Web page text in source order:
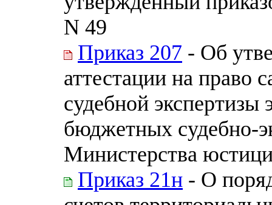
N 49
Приказ 207 - Об
аттестации на право
судебной экспертизы
бюджетных судебно-
Министерства
Приказ 21н - О